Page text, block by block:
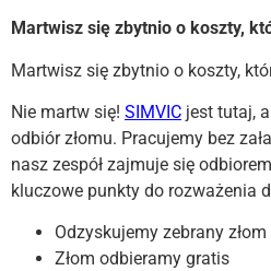
Martwisz się zbytnio o koszty,
Martwisz się zbytnio o koszty,
Nie martw się! SIMVIC jest tutaj,
odbiór złomu. Pracujemy bez
nasz zespół zajmuje się
kluczowe punkty do rozważenia
Odzyskujemy zebrany złom
Złom odbieramy gratis